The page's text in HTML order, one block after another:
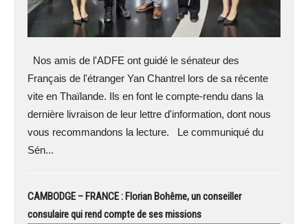
Nos amis de l'ADFE ont guidé le sénateur des
Français de l'étranger Yan Chantrel lors de sa récente
vite en Thaïlande. Ils en font le compte-rendu dans la
dernière livraison de leur lettre d'information, dont nous
vous recommandons la lecture. Le communiqué du
Sén...
CAMBODGE – FRANCE : Florian Bohême, un conseiller
consulaire qui rend compte de ses missions